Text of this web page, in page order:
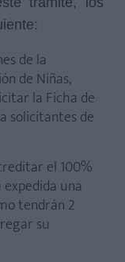
de la
de Niñas,
la Ficha de
solicitantes de
el 100%
una
tendrán 2
su